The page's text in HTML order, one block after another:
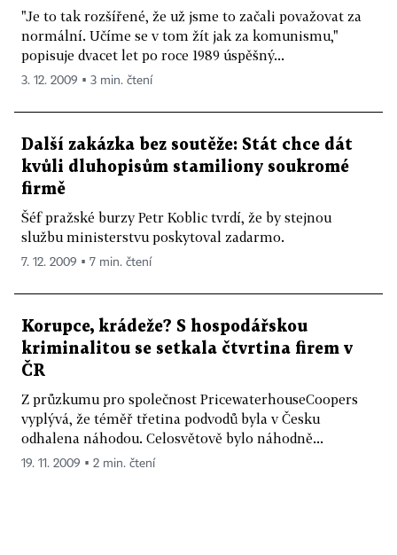
"Je to tak rozšířené, že už jsme to začali považovat za
normální. Učíme se v tom žít jak za komunismu,"
popisuje dvacet let po roce 1989 úspěšný...
3. 12. 2009 ▪ 3 min. čtení
Další zakázka bez soutěže: Stát chce dát
kvůli dluhopisům stamiliony soukromé
firmě
Šéf pražské burzy Petr Koblic tvrdí, že by stejnou
službu ministerstvu poskytoval zadarmo.
7. 12. 2009 ▪ 7 min. čtení
Korupce, krádeže? S hospodářskou
kriminalitou se setkala čtvrtina firem v
ČR
Z průzkumu pro společnost PricewaterhouseCoopers
vyplývá, že téměř třetina podvodů byla v Česku
odhalena náhodou. Celosvětově bylo náhodně...
19. 11. 2009 ▪ 2 min. čtení